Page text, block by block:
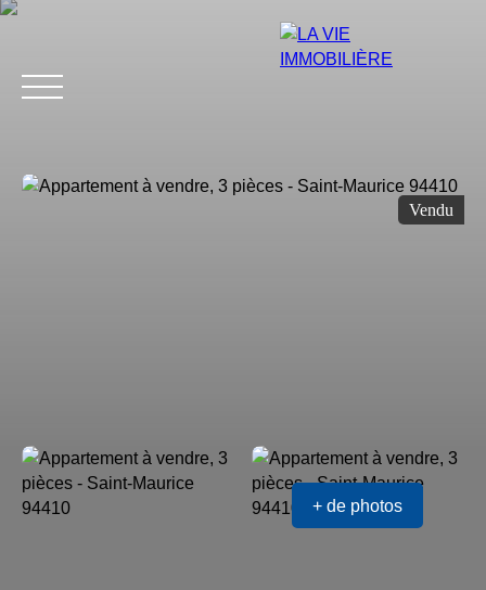
Estimation
Vendu
+ de photos